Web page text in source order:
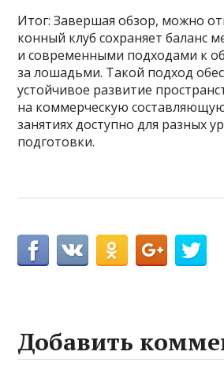
Итог: Завершая обзор, можно
конный клуб сохраняет баланс
и современными подходами к
за лошадьми. Такой подход
устойчивое развитие
на коммерческую
занятиях доступно для разных
подготовки.
Добавить